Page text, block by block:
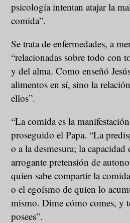
psicología intentan atajar la
comida”.
Se trata de enfermedades, a
“relacionadas sobre todo con
y del alma. Como enseñó
alimentos en sí, sino la
ellos”.
“La comida es la
proseguido el Papa. “La
o a la desmesura; la
arrogante pretensión de
quien sabe compartir la
o el egoísmo de quien lo
mismo. Dime cómo comes, y
posees”.